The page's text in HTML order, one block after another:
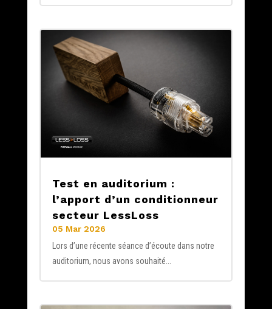
Test en auditorium :
l’apport d’un conditionneur
secteur LessLoss
05 Mar 2026
Lors d’une récente séance d’écoute dans notre
auditorium, nous avons souhaité...